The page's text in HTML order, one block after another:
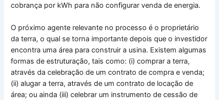
cobrança por kWh para não configurar venda de energia.
O próximo agente relevante no processo é o proprietário
da terra, o qual se torna importante depois que o investidor
encontra uma área para construir a usina. Existem algumas
formas de estruturação, tais como: (i) comprar a terra,
através da celebração de um contrato de compra e venda;
(ii) alugar a terra, através de um contrato de locação de
área; ou ainda (iii) celebrar um instrumento de cessão de